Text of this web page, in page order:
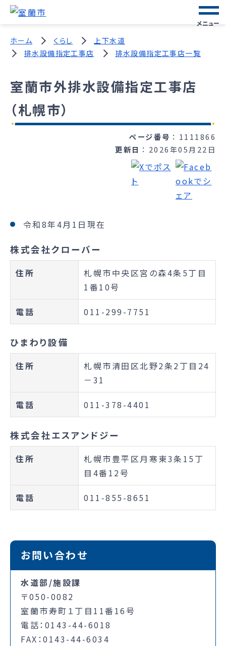
メニュー
ホーム くらし
上下水道
排水設備指定工事店
排水設備指定工事店一覧
室蘭市外排水設備指定工事店
（札幌市）
ページ番号
1111866
更新日
2026年05月22日
令和8年4月1日現在
株式会社クローバー
住所
札幌市中央区宮の森4条5丁目
1番10号
電話 011-299-7751
ひまわり設備
住所
札幌市清田区北野2条2丁目24
－31
電話 011-378-4401
株式会社エスアンドジー
住所
札幌市豊平区月寒東3条15丁
目4番12号
電話 011-855-8651
お問い合わせ
水道部/施設課
〒050-0082
室蘭市寿町１丁目11番16号
電話：0143-44-6018
FAX：0143-44-6034